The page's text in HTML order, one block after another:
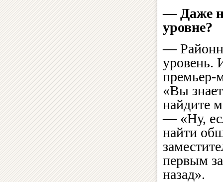
— Даже
уровне?
—
уровень.
премьер-
«Вы
найдите
— «Ну,
найти
первым
назад».